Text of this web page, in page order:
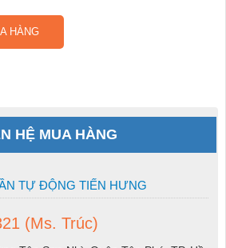
HÀNG
HỆ MUA HÀNG
TỰ ĐỘNG TIẾN HƯNG
(Ms. Trúc)